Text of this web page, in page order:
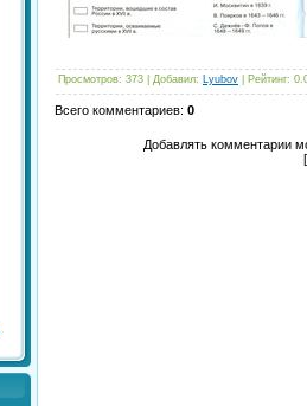
Просмотров: 373 Добавил: Lyubov Рейтинг:
Всего комментариев: 0
Добавлять комментарии